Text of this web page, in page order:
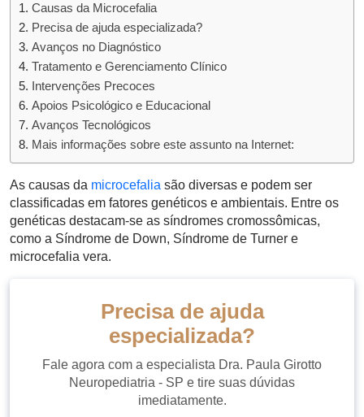
Causas da Microcefalia
Precisa de ajuda especializada?
Avanços no Diagnóstico
Tratamento e Gerenciamento Clínico
Intervenções Precoces
Apoios Psicológico e Educacional
Avanços Tecnológicos
Mais informações sobre este assunto na Internet:
As causas da microcefalia são diversas e podem ser
classificadas em fatores genéticos e ambientais. Entre os
genéticas destacam-se as síndromes cromossômicas,
como a Síndrome de Down, Síndrome de Turner e
microcefalia vera.
Precisa de ajuda
especializada?
Fale agora com a especialista Dra. Paula Girotto
Neuropediatria - SP e tire suas dúvidas
imediatamente.